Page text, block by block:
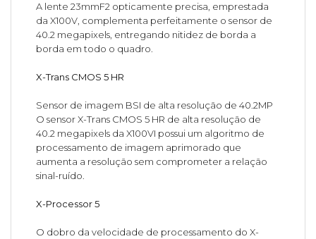
A lente 23mmF2 opticamente precisa, emprestada
da X100V, complementa perfeitamente o sensor de
40.2 megapixels, entregando nitidez de borda a
borda em todo o quadro.
X-Trans CMOS 5 HR
Sensor de imagem BSI de alta resolução de 40.2MP
O sensor X-Trans CMOS 5 HR de alta resolução de
40.2 megapixels da X100VI possui um algoritmo de
processamento de imagem aprimorado que
aumenta a resolução sem comprometer a relação
sinal-ruído.
X-Processor 5
O dobro da velocidade de processamento do X-